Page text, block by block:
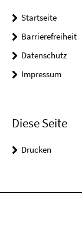
Startseite
Barrierefreiheit
Datenschutz
Impressum
Diese Seite
Drucken